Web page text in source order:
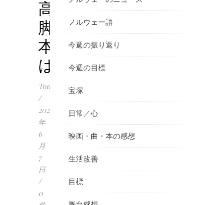
高！
脚
本
は…
Tomoko
/
2024
年
6
月
7
日
/
0
ノルウェー語
今週の振り返り
今週の目標
宝塚
日常／心
映画・曲・本の感想
生活改善
目標